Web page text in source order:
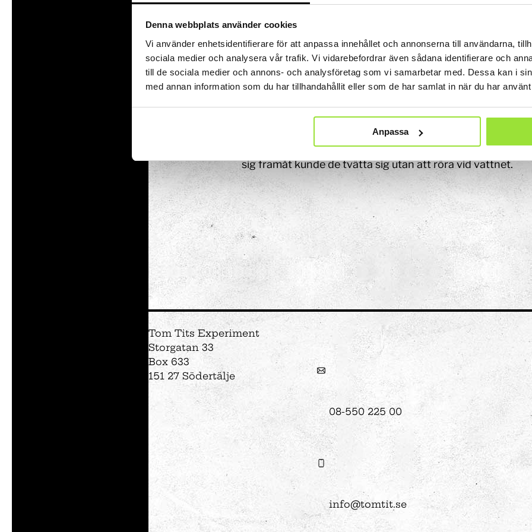
Denna webbplats använder cookies
Vi använder enhetsidentifierare för att anpassa innehållet och annonserna till användarna,
sociala medier och analysera vår trafik. Vi vidarebefordrar även sådana identifierare och
till de sociala medier och annons- och analysföretag som vi samarbetar med. Dessa kan i
med annan information som du har tillhandahållit eller som de har samlat in när du har
Anpassa
Utställningar
Mattemagiskt
Optikul!
Konst
Ljusinstallationen Stella
Vem är du på Tom Tits?
Föräldralediga
Forskaren
Kreatören
Den fartfyllda
Den kluriga
Intresseanmälan
Det är skålens resonansfrekvens som avgör mönstret i
med alla typer av vibrationer och vågor. Det finns
elektromagnetisk resonans, kärnmagnetisk resonans
resonans av kvantmekaniska vågfunktioner. Resonanta
skapa vibrationer av en viss frekvens i till exempel en
strängarna en vågrörelse som förstärks av gitarrens
och strängarnas olika spänning.
Det sägs att de förnämsta japanska geishorna inte fick
tvätta sig på vanligt sätt. Genom att gnida händerna mot
sig framåt kunde de tvätta sig utan att röra vid vattnet.
Tom Tits Experiment
Storgatan 33
Box 633
151 27 Södertälje
08-550 225 00
info@tomtit.se